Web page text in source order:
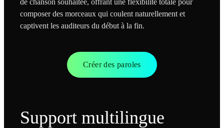
de chanson souhaitée, offrant une flexibilité totale pour
composer des morceaux qui coulent naturellement et
captivent les auditeurs du début à la fin.
Créer des paroles
Support multilingue